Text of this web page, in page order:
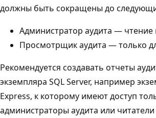
должны быть сокращены до
Администратор аудита — чтение
Просмотрщик аудита — только
Рекомендуется создавать отчеты
экземпляра SQL Server, например
Express, к которому имеют доступ
администраторы аудита или читатели